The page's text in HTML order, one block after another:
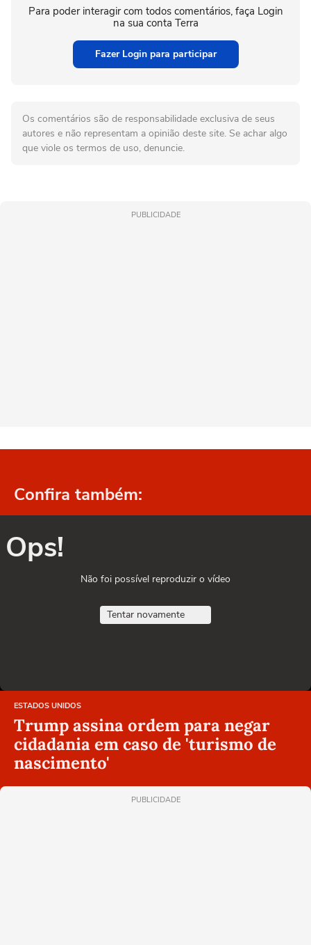
Para poder interagir com todos comentários, faça Login
na sua conta Terra
Fazer Login para participar
Os comentários são de responsabilidade exclusiva de seus
autores e não representam a opinião deste site. Se achar algo
que viole os termos de uso, denuncie.
PUBLICIDADE
Confira também:
Ops!
Não foi possível reproduzir o vídeo
Tentar novamente
ESTADOS UNIDOS
Trump assina ordem para negar
cidadania em caso de 'turismo de
nascimento'
PUBLICIDADE